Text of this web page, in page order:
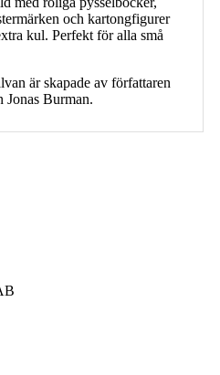
och kartongfigurer
kul. Perfekt för alla små
är skapade av författaren
Burman.